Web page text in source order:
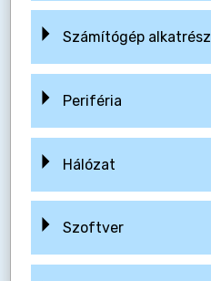
Számítógép alkatrész
Periféria
Hálózat
Szoftver